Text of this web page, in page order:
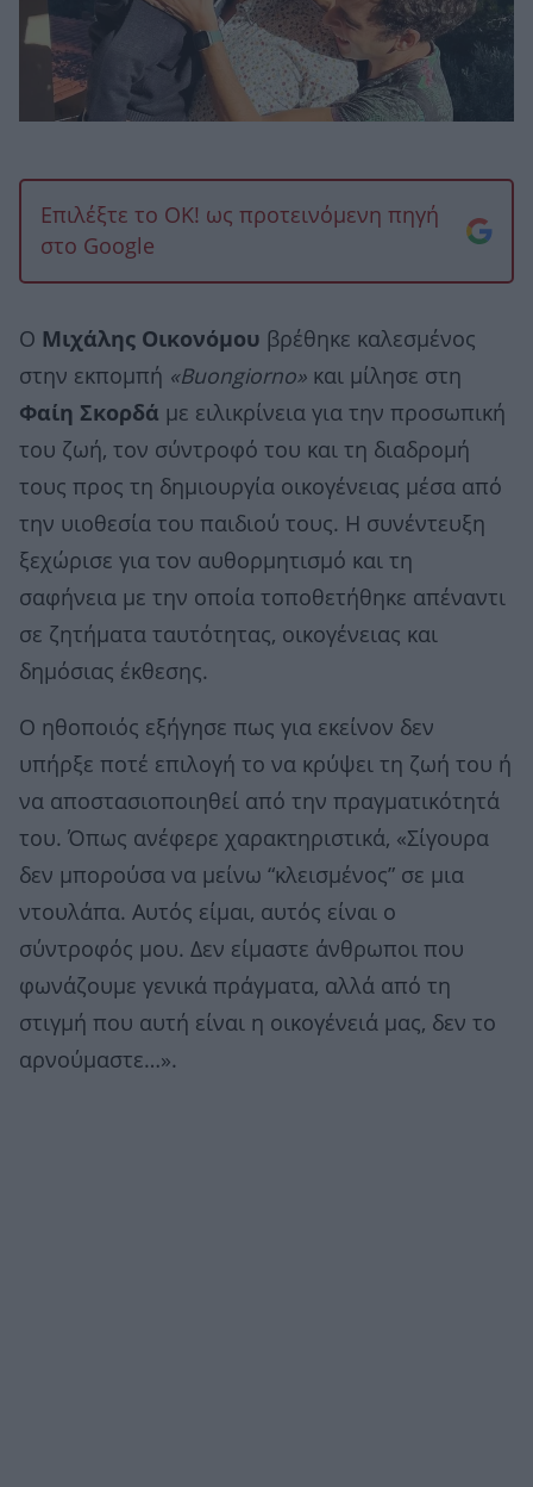
Επιλέξτε το OK! ως προτεινόμενη πηγή
στο Google
Ο Μιχάλης Οικονόμου βρέθηκε καλεσμένος
στην εκπομπή «Buongiorno» και μίλησε στη
Φαίη Σκορδά με ειλικρίνεια για την προσωπική
του ζωή, τον σύντροφό του και τη διαδρομή
τους προς τη δημιουργία οικογένειας μέσα από
την υιοθεσία του παιδιού τους. Η συνέντευξη
ξεχώρισε για τον αυθορμητισμό και τη
σαφήνεια με την οποία τοποθετήθηκε απέναντι
σε ζητήματα ταυτότητας, οικογένειας και
δημόσιας έκθεσης.
Ο ηθοποιός εξήγησε πως για εκείνον δεν
υπήρξε ποτέ επιλογή το να κρύψει τη ζωή του ή
να αποστασιοποιηθεί από την πραγματικότητά
του. Όπως ανέφερε χαρακτηριστικά, «Σίγουρα
δεν μπορούσα να μείνω “κλεισμένος” σε μια
ντουλάπα. Αυτός είμαι, αυτός είναι ο
σύντροφός μου. Δεν είμαστε άνθρωποι που
φωνάζουμε γενικά πράγματα, αλλά από τη
στιγμή που αυτή είναι η οικογένειά μας, δεν το
αρνούμαστε…».